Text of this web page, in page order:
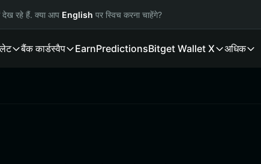
रहे हैं. क्या आप English पर स्विच करना चाहेंगे?
बैंक कार्डस्वैप EarnPredictionsBitget Wallet X अधिक